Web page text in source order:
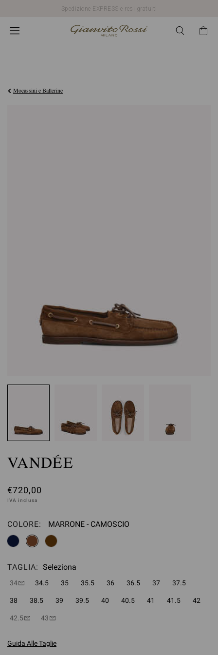
Spedizione EXPRESS e resi gratuiti
Mocassini e Ballerine
VANDÉE
€720,00
IVA inclusa
COLORE: Seleziona
MARRONE - CAMOSCIO
TAGLIA: Seleziona
34 34.5 35 35.5 36 36.5 37 37.5
38 38.5 39 39.5 40 40.5 41 41.5 42
42.5 43
Guida Alle Taglie